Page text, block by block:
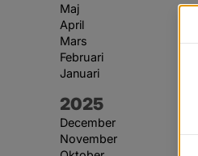
Maj
April
Mars
Februari
Januari
År:
2025
December
November